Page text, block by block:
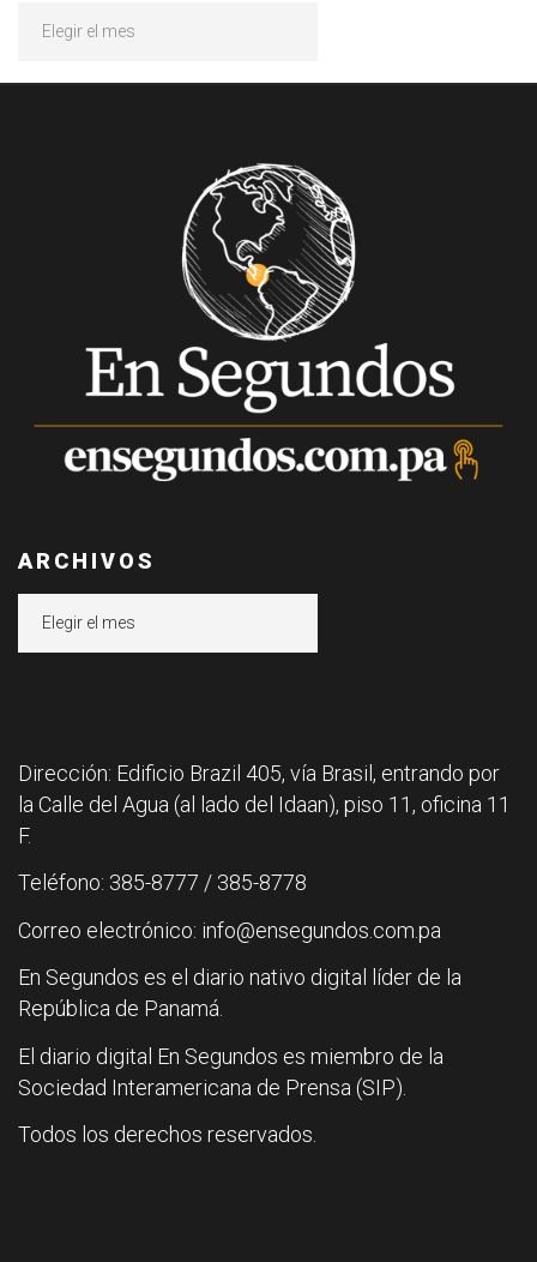
ARCHIVOS
Dirección: Edificio Brazil 405, vía Brasil, entrando por
la Calle del Agua (al lado del Idaan), piso 11, oficina 11
F.
Teléfono: 385-8777 / 385-8778
Correo electrónico: info@ensegundos.com.pa
En Segundos es el diario nativo digital líder de la
República de Panamá.
El diario digital En Segundos es miembro de la
Sociedad Interamericana de Prensa (SIP).
Todos los derechos reservados.